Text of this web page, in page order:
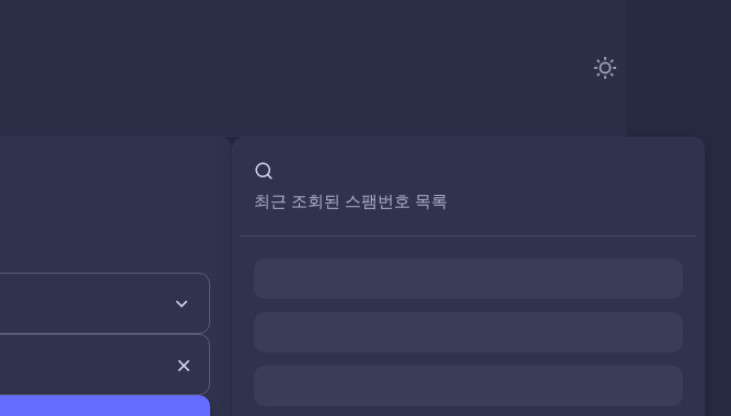
최근 조회된 스팸번호 목록